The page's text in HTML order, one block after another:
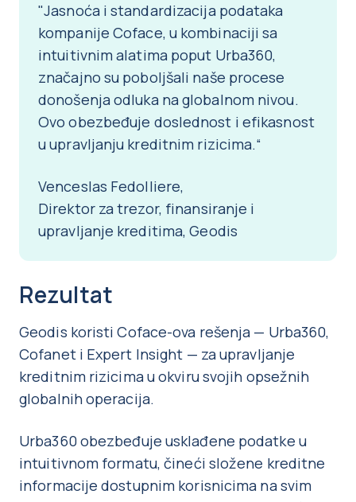
"Jasnoća i standardizacija podataka
kompanije Coface, u kombinaciji sa
intuitivnim alatima poput Urba360,
značajno su poboljšali naše procese
donošenja odluka na globalnom nivou.
Ovo obezbeđuje doslednost i efikasnost
u upravljanju kreditnim rizicima.“
Venceslas Fedolliere,
Direktor za trezor, finansiranje i
upravljanje kreditima, Geodis
Rezultat
Geodis koristi Coface-ova rešenja — Urba360,
Cofanet i Expert Insight — za upravljanje
kreditnim rizicima u okviru svojih opsežnih
globalnih operacija.
Urba360 obezbeđuje usklađene podatke u
intuitivnom formatu, čineći složene kreditne
informacije dostupnim korisnicima na svim